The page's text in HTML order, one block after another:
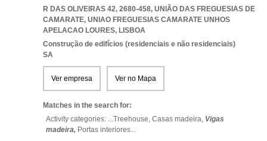
R DAS OLIVEIRAS 42, 2680-458, UNIÃO DAS FREGUESIAS DE
CAMARATE, UNIAO FREGUESIAS CAMARATE UNHOS
APELACAO LOURES, LISBOA
Construção de edifícios (residenciais e não residenciais)
SA
Ver empresa Ver no Mapa
Matches in the search for:
Activity categories: ...Treehouse, Casas madeira, Vigas
madeira, Portas interiores...